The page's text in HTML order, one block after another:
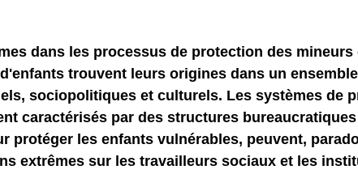
level psychoanalysis the MENTAL
economic injury in gut-brain axis
dans les processus de protection des mineurs
trouvent leurs origines dans un
sociopolitiques et culturels. Les systèmes de
caractérisés par des structures
protéger les enfants vulnérables, peuvent,
extrêmes sur les travailleurs sociaux et les